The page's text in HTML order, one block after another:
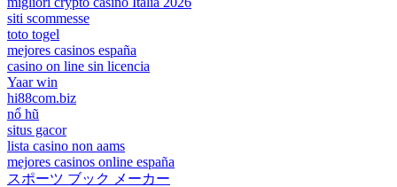
siti scommesse
toto togel
mejores casinos españa
casino on line sin licencia
Yaar win
hi88com.biz
nổ hũ
situs gacor
lista casino non aams
mejores casinos online españa
スポーツ ブック メーカー